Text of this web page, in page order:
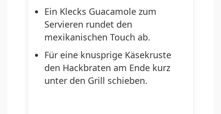
Ein Klecks Guacamole zum
Servieren rundet den
mexikanischen Touch ab.
Für eine knusprige Käsekruste
den Hackbraten am Ende kurz
unter den Grill schieben.